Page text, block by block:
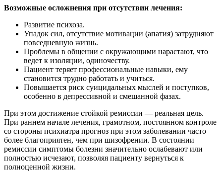
Возможные осложнения при отсутствии лечения:
Развитие психоза.
Упадок сил, отсутствие мотивации (апатия) затрудняют
повседневную жизнь.
Проблемы в общении с окружающими нарастают, что
ведет к изоляции, одиночеству.
Пациент теряет профессиональные навыки, ему
становится трудно работать и учиться.
Повышается риск суицидальных мыслей и поступков,
особенно в депрессивной и смешанной фазах.
При этом достижение стойкой ремиссии — реальная цель.
При раннем начале лечения, грамотном, постоянном контроле
со стороны психиатра прогноз при этом заболевании часто
более благоприятен, чем при шизофрении. В состоянии
ремиссии симптомы болезни значительно ослабевают или
полностью исчезают, позволяя пациенту вернуться к
полноценной жизни.